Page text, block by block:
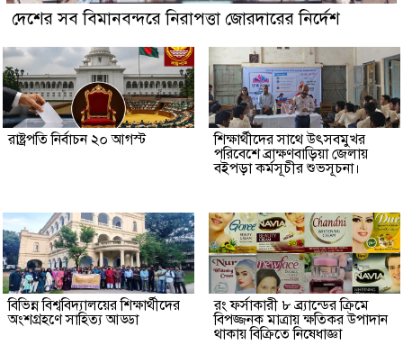
দেশের সব বিমানবন্দরে নিরাপত্তা জোরদারের নির্দেশ
রাষ্ট্রপতি নির্বাচন ২০ আগস্ট
শিক্ষার্থীদের সাথে উৎসবমুখর
পরিবেশে ব্রাক্ষণবাড়িয়া জেলায়
বইপড়া কর্মসূচীর শুভসূচনা।
বিভিন্ন বিশ্ববিদ্যালয়ের শিক্ষার্থীদের
অংশগ্রহণে সাহিত্য আড্ডা
রং ফর্সাকারী ৮ ব্র্যান্ডের ক্রিমে
বিপজ্জনক মাত্রায় ক্ষতিকর উপাদান
থাকায় বিক্রিতে নিষেধাজ্ঞা